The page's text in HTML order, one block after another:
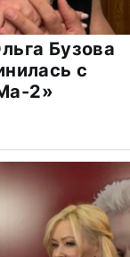
Бузова
с
2»